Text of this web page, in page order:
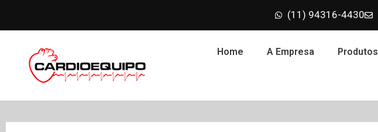
(11) 94316-4430
Home A Empresa Produtos